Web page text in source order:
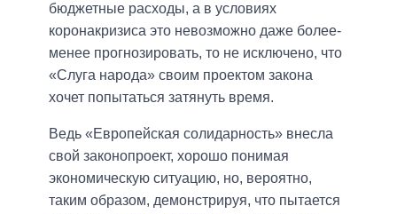
бюджетные расходы, а в условиях
коронакризиса это невозможно даже более-
менее прогнозировать, то не исключено, что
«Слуга народа» своим проектом закона
хочет попытаться затянуть время.
Ведь «Европейская солидарность» внесла
свой законопроект, хорошо понимая
экономическую ситуацию, но, вероятно,
таким образом, демонстрируя, что пытается